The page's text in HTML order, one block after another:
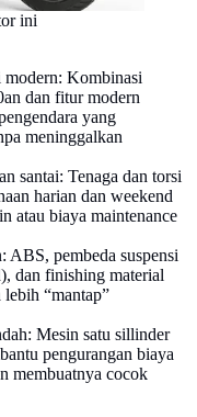
ini
Kombinasi
dan fitur modern
yang
meninggalkan
santai: Tenaga dan torsi
harian dan weekend
atau biaya maintenance
ABS, pembeda suspensi
dan finishing material
“mantap”
Mesin satu sillinder
pengurangan biaya
membuatnya cocok